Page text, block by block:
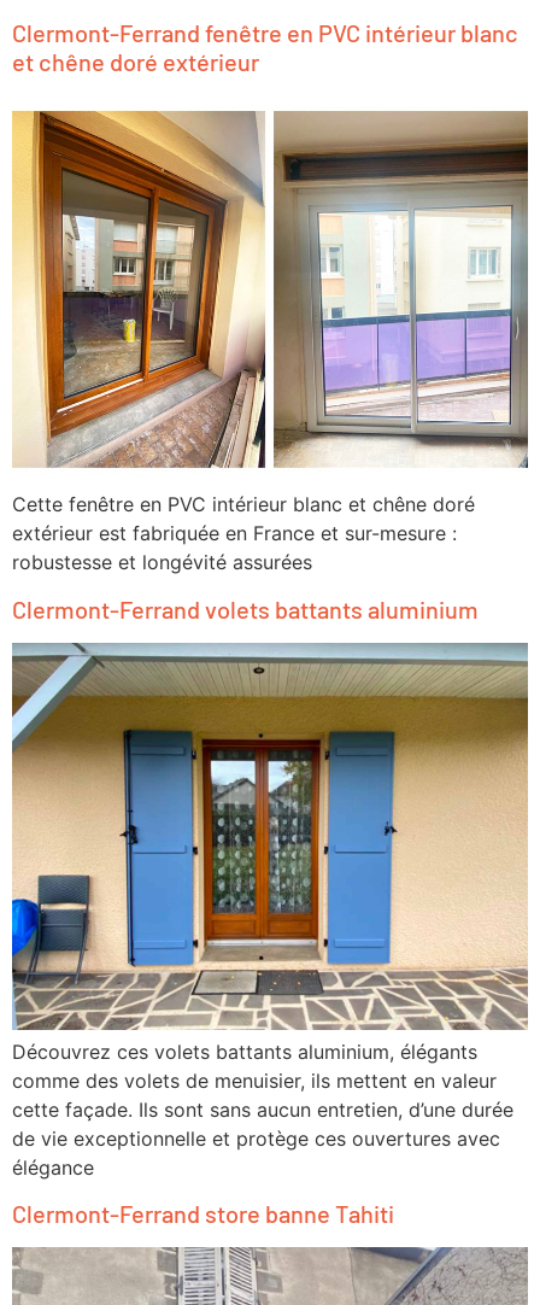
Clermont-Ferrand fenêtre en PVC intérieur blanc
et chêne doré extérieur
Cette fenêtre en PVC intérieur blanc et chêne doré
extérieur est fabriquée en France et sur-mesure :
robustesse et longévité assurées
Clermont-Ferrand volets battants aluminium
Découvrez ces volets battants aluminium, élégants
comme des volets de menuisier, ils mettent en valeur
cette façade. Ils sont sans aucun entretien, d’une durée
de vie exceptionnelle et protège ces ouvertures avec
élégance
Clermont-Ferrand store banne Tahiti